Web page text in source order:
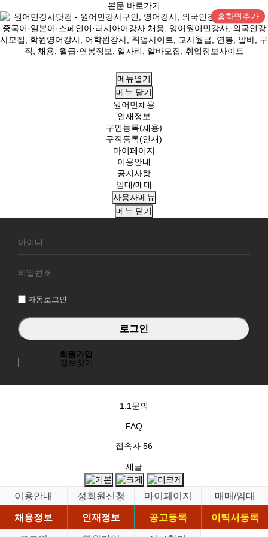
본문 바로가기
홈화면추가
메뉴열기
메뉴 닫기
원어민채용
인재정보
구인등록(채용)
구직등록(인재)
마이페이지
이용안내
공지사항
임대/매매
사용자메뉴
메뉴 닫기
원
그
자동로그인
회원가입
정보찾기
1:1문의
FAQ
접속자 56
새글
이용안내 정회원신청 마이페이지
매매/임대
채용정보
인재정보 공고등록
이력서등록